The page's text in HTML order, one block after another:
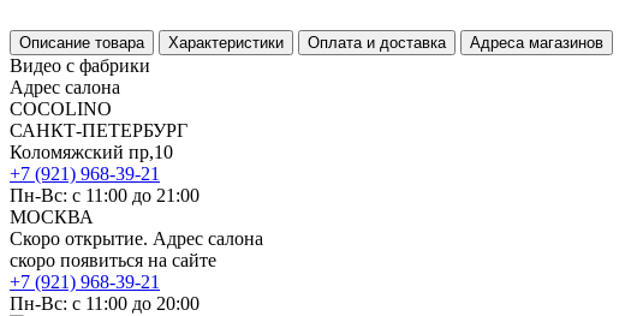
Описание товара Характеристики Оплата и доставка Адреса магазинов
Видео с фабрики
Адрес салона
COCOLINO
САНКТ-ПЕТЕРБУРГ
Коломяжский пр,10
+7 (921) 968-39-21
Пн-Вс: c 11:00 до 21:00
МОСКВА
Скоро открытие. Адрес салона
скоро появиться на сайте
+7 (921) 968-39-21
Пн-Вс: c 11:00 до 20:00